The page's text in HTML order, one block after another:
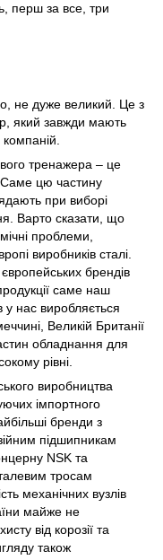
перш за все, три
не дуже великий. Це з
який завжди мають
тренажера – це
цю частину
при виборі
Варто сказати, що
проблеми,
виробників сталі.
брендів
саме наш
нас виробляється
Великій Британії
обладнання для
рівні.
виробництва
імпортного
бренди з
підшипникам
NSK та
тросам
механічних вузлів
майже не
від корозії та
також